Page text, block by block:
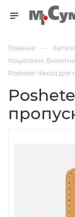
Главная —
Кошельки,
Poshete Чехол для